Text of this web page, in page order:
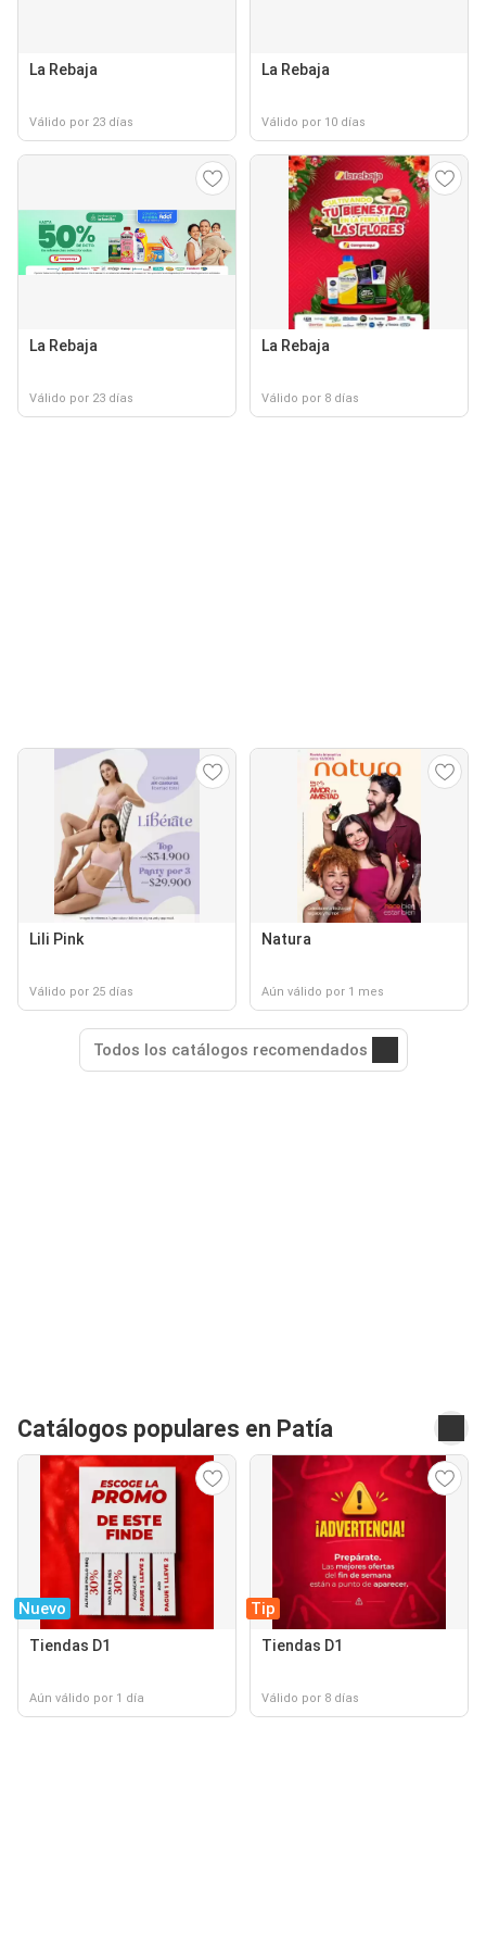
La Rebaja
Válido por 23 días
La Rebaja
Válido por 10 días
La Rebaja
Válido por 23 días
La Rebaja
Válido por 8 días
Lili Pink
Válido por 25 días
Natura
Aún válido por 1 mes
Todos los catálogos recomendados
Catálogos populares en Patía
Nuevo
Tiendas D1
Aún válido por 1 día
Tip
Tiendas D1
Válido por 8 días